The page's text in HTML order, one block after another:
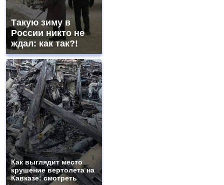
Такую зиму в
России никто не
ждал: как так?!
Как выглядит место
крушение вертолета на
Кавказе: смотреть